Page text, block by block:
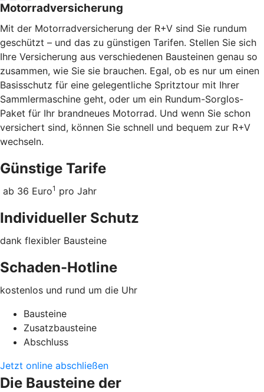
Motorradversicherung
Mit der Motorradversicherung der R+V sind Sie rundum
geschützt – und das zu günstigen Tarifen. Stellen Sie sich
Ihre Versicherung aus verschiedenen Bausteinen genau so
zusammen, wie Sie sie brauchen. Egal, ob es nur um einen
Basisschutz für eine gelegentliche Spritztour mit Ihrer
Sammlermaschine geht, oder um ein Rundum-Sorglos-
Paket für Ihr brandneues Motorrad. Und wenn Sie schon
versichert sind, können Sie schnell und bequem zur R+V
wechseln.
Günstige Tarife
ab 36 Euro1 pro Jahr
Individueller Schutz
dank flexibler Bausteine
Schaden-Hotline
kostenlos und rund um die Uhr
Bausteine
Zusatzbausteine
Abschluss
Jetzt online abschließen
Die Bausteine der